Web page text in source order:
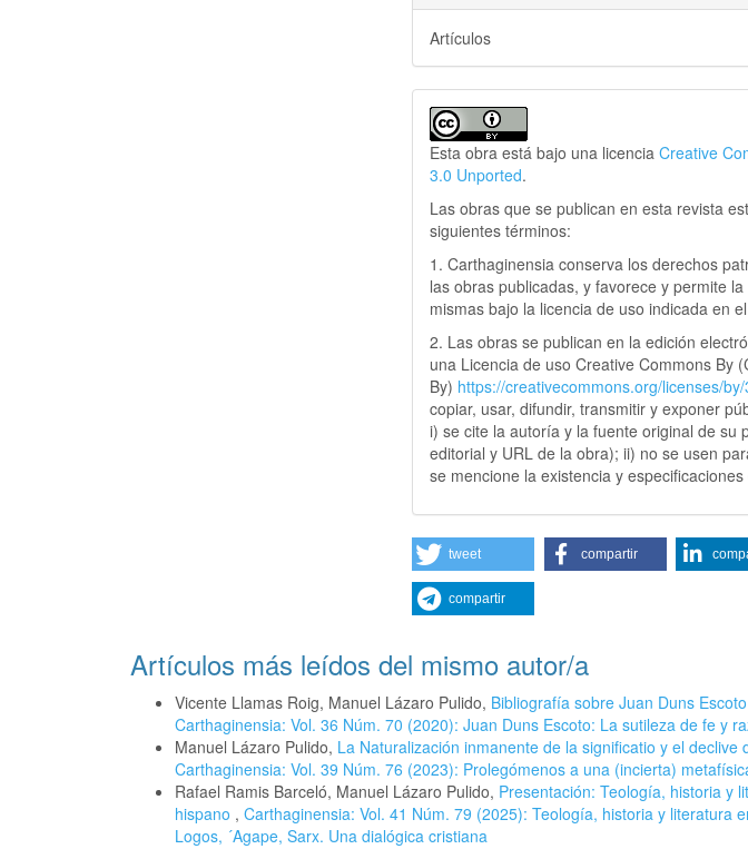
Artículos
Esta obra está bajo una licenciaCreative
3.0 Unported.
Las obras que se publican en esta revista
siguientes términos:
1. Carthaginensia conserva los derechos
las obras publicadas, y favorece y permite
mismas bajo la licencia de uso indicada en
2. Las obras se publican en la edición
una Licencia de uso Creative Commons By
By) https://creativecommons.org/licenses/
copiar, usar, difundir, transmitir y exponer
i) se cite la autoría y la fuente original de su
editorial y URL de la obra); ii) no se usen
se mencione la existencia y
tweet compartir
compartir
Artículos más leídos del mismo autor/a
Vicente Llamas Roig, Manuel Lázaro Pulido, Bibliografía sobre Juan Duns
Carthaginensia: Vol. 36 Núm. 70 (2020): Juan Duns Escoto: La sutileza de fe y
Manuel Lázaro Pulido, La Naturalización inmanente de la significatio y el declive
Carthaginensia: Vol. 39 Núm. 76 (2023): Prolegómenos a una (incierta)
Rafael Ramis Barceló, Manuel Lázaro Pulido, Presentación: Teología, historia y
hispano , Carthaginensia: Vol. 41 Núm. 79 (2025): Teología, historia y literatura
Logos, ´Agape, Sarx. Una dialógica cristiana